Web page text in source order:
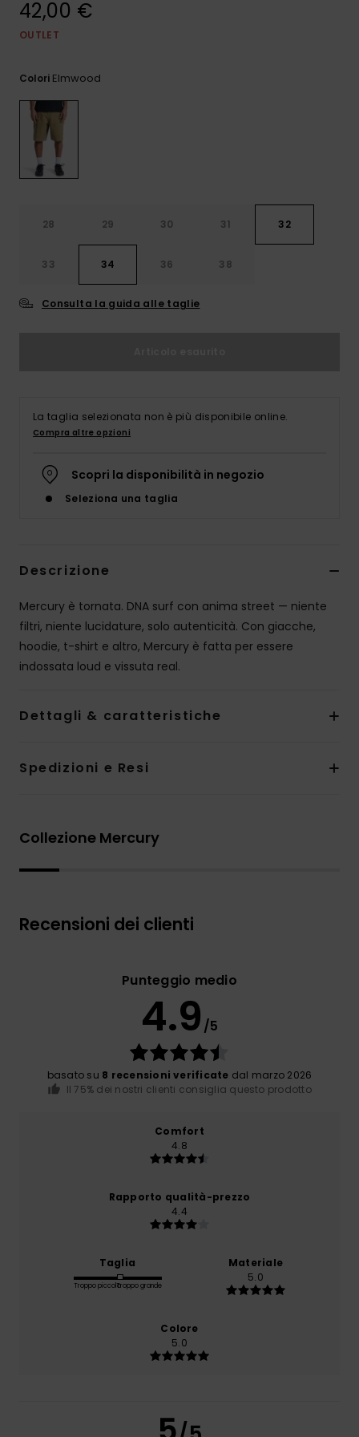
42,00 €
OUTLET
Colori Elmwood
28 29 30 31 32
33 34 36 38
Consulta la guida alle taglie
La taglia selezionata non è più disponibile online.
Compra altre opzioni
Scopri la disponibilità in negozio
Seleziona una taglia
Descrizione
Mercury è tornata. DNA surf con anima street — niente
filtri, niente lucidature, solo autenticità. Con giacche,
hoodie, t-shirt e altro, Mercury è fatta per essere
indossata loud e vissuta real.
Dettagli & caratteristiche
Spedizioni e Resi
Collezione Mercury
Recensioni dei clienti
Punteggio medio
4.9 /5
basato su 8 recensioni verificate dal marzo 2026
Il 75% dei nostri clienti consiglia questo prodotto
Comfort
4.8
Rapporto qualità-prezzo
4.4
Taglia
Troppo piccoloTroppo grande
Materiale
5.0
Colore
5.0